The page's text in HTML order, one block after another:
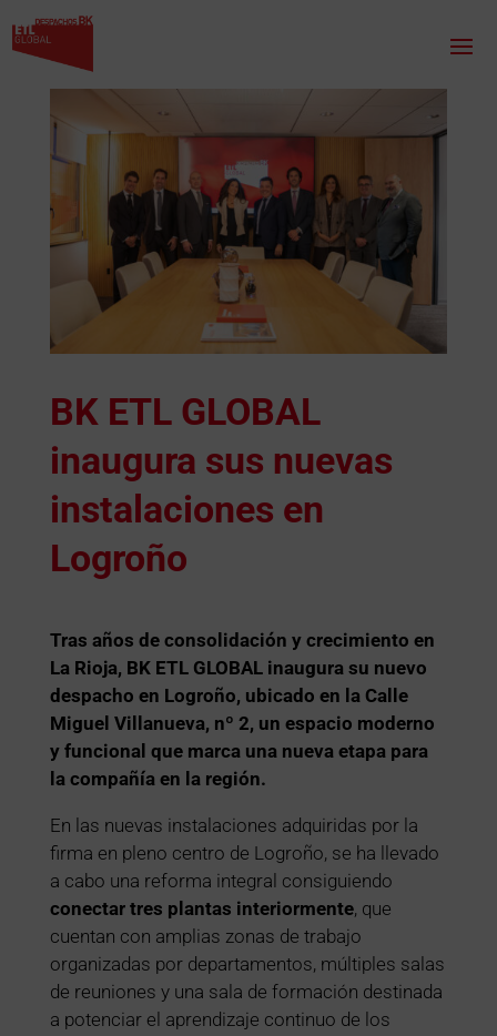
BK ETL GLOBAL
inaugura sus nuevas
instalaciones en
Logroño
Tras años de consolidación y crecimiento en
La Rioja, BK ETL GLOBAL inaugura su nuevo
despacho en Logroño, ubicado en la Calle
Miguel Villanueva, nº 2, un espacio moderno
y funcional que marca una nueva etapa para
la compañía en la región.
En las nuevas instalaciones adquiridas por la
firma en pleno centro de Logroño, se ha llevado
a cabo una reforma integral consiguiendo
conectar tres plantas interiormente, que
cuentan con amplias zonas de trabajo
organizadas por departamentos, múltiples salas
de reuniones y una sala de formación destinada
a potenciar el aprendizaje continuo de los